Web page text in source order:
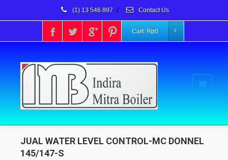
(1) 13 546 897 / Contact Us
Cart: Rp0
JUAL WATER LEVEL CONTROL-MC DONNEL
145/147-S